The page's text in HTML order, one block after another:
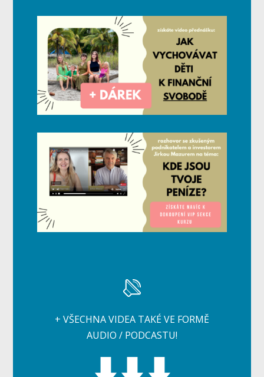
+ VŠECHNA VIDEA TAKÉ VE FORMĚ
AUDIO / PODCASTU!